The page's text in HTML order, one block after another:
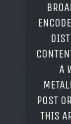
A
POST
THIS